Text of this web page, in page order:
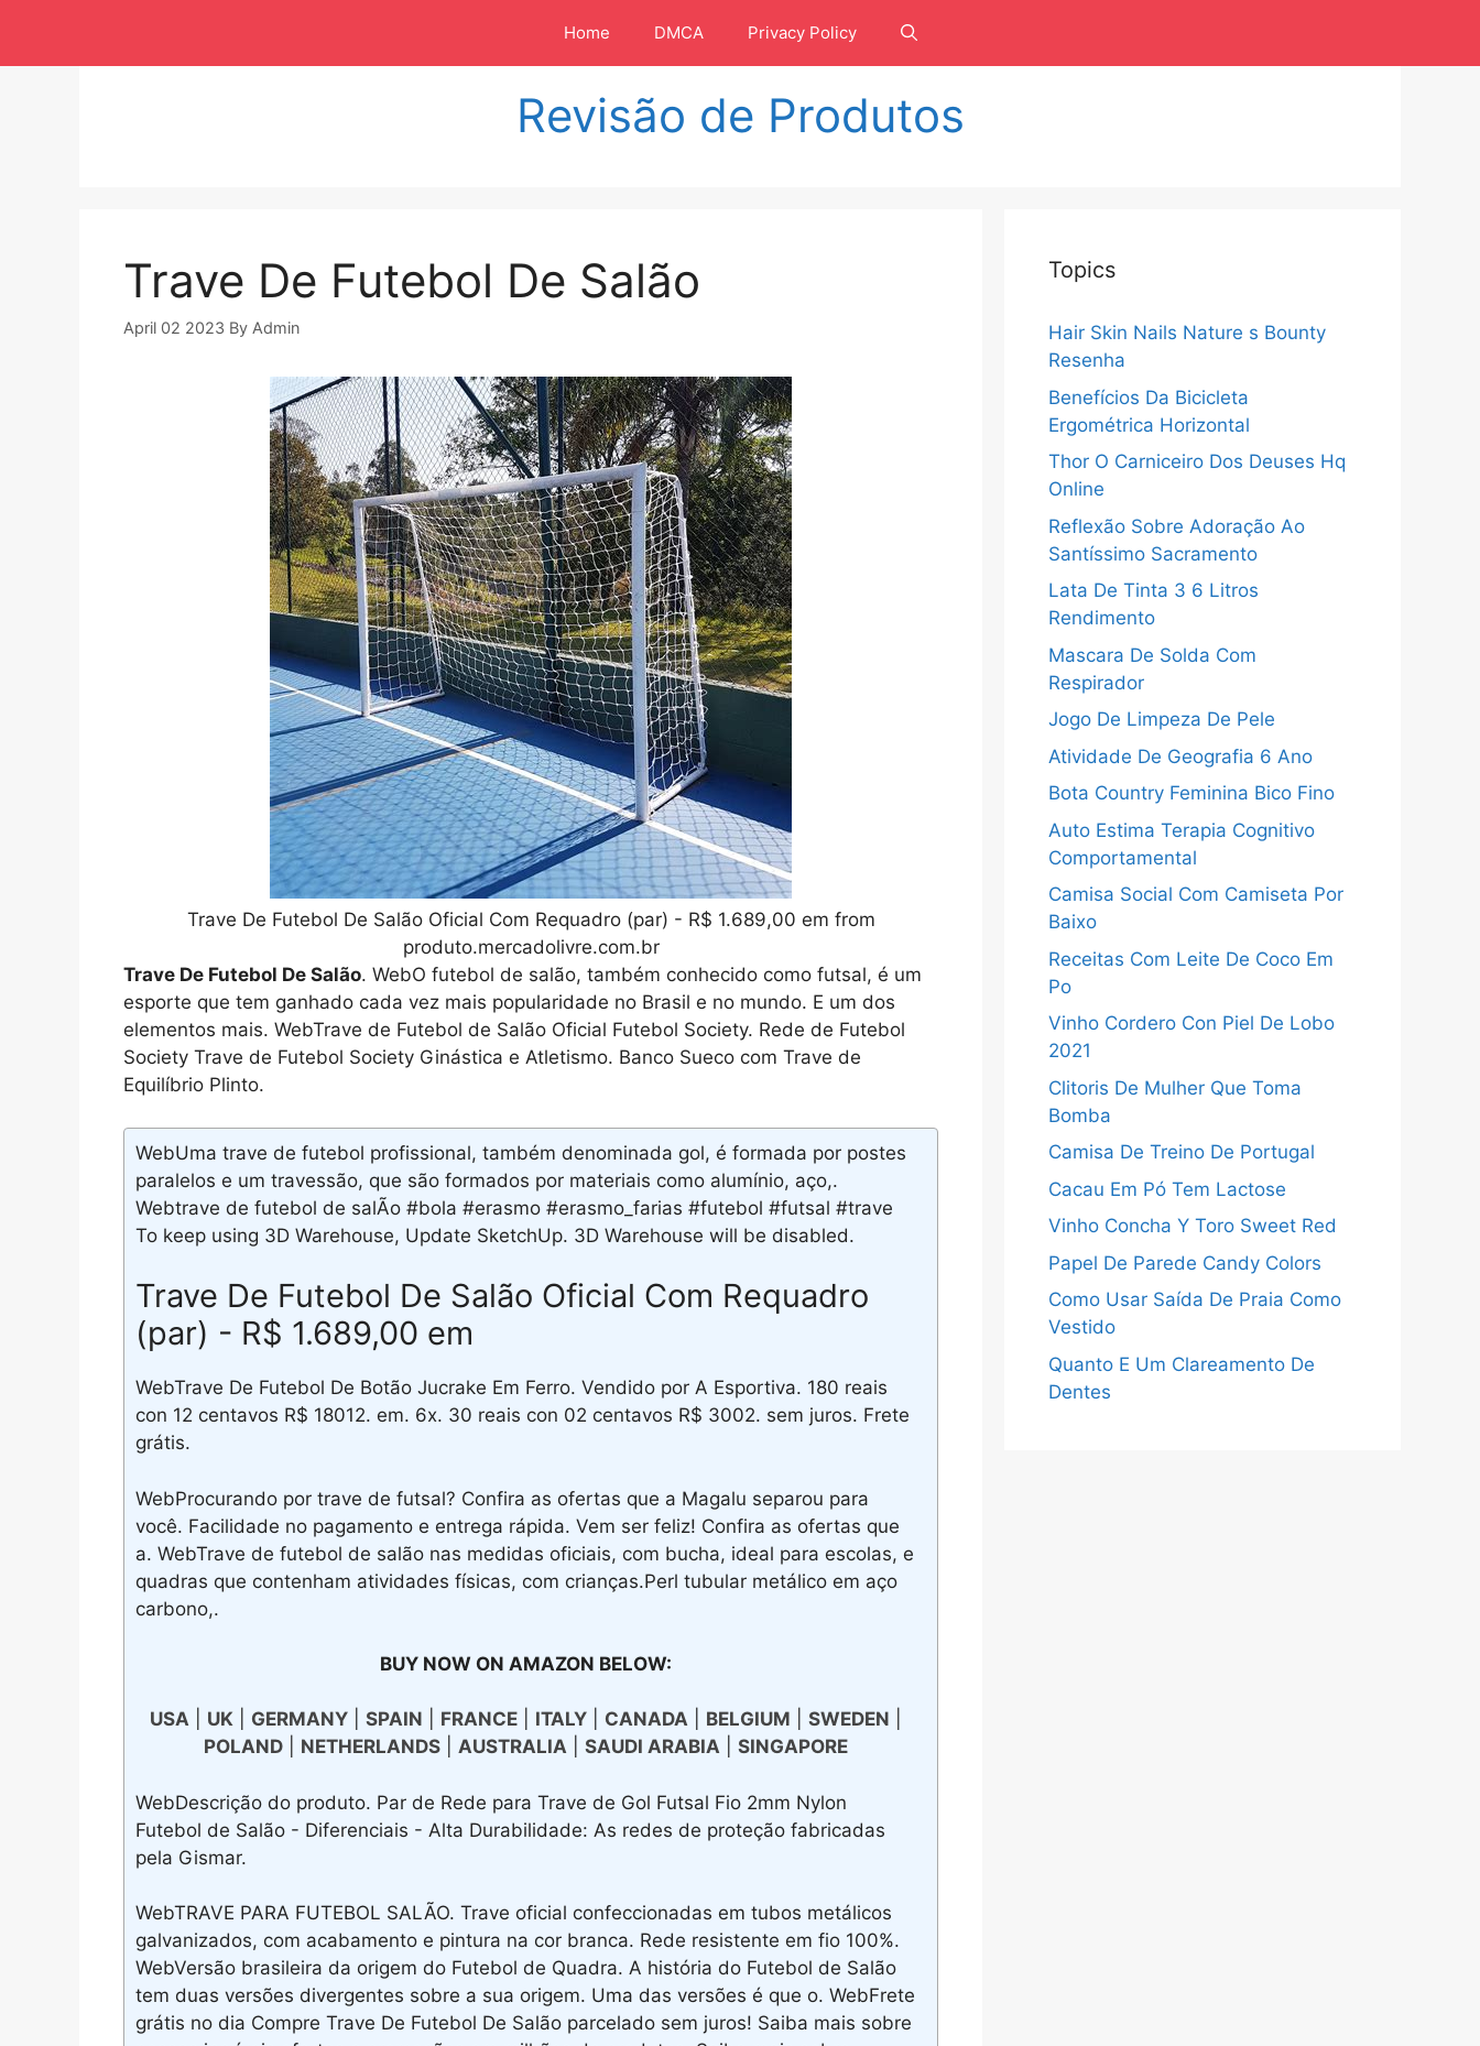
isi
Home DMCA Privacy Policy
Revisão de Produtos
Trave De Futebol De Salão
April 02 2023 By Admin
Trave De Futebol De Salão Oficial Com Requadro (par) - R$ 1.689,00 em from
produto.mercadolivre.com.br
Trave De Futebol De Salão. WebO futebol de salão, também conhecido como futsal, é um
esporte que tem ganhado cada vez mais popularidade no Brasil e no mundo. E um dos
elementos mais. WebTrave de Futebol de Salão Oficial Futebol Society. Rede de Futebol
Society Trave de Futebol Society Ginástica e Atletismo. Banco Sueco com Trave de
Equilíbrio Plinto.
WebUma trave de futebol profissional, também denominada gol, é formada por postes
paralelos e um travessão, que são formados por materiais como alumínio, aço,.
Webtrave de futebol de salÃo #bola #erasmo #erasmo_farias #futebol #futsal #trave
To keep using 3D Warehouse, Update SketchUp. 3D Warehouse will be disabled.
Trave De Futebol De Salão Oficial Com Requadro
(par) - R$ 1.689,00 em
WebTrave De Futebol De Botão Jucrake Em Ferro. Vendido por A Esportiva. 180 reais
con 12 centavos R$ 18012. em. 6x. 30 reais con 02 centavos R$ 3002. sem juros. Frete
grátis.
WebProcurando por trave de futsal? Confira as ofertas que a Magalu separou para
você. Facilidade no pagamento e entrega rápida. Vem ser feliz! Confira as ofertas que
a. WebTrave de futebol de salão nas medidas oficiais, com bucha, ideal para escolas, e
quadras que contenham atividades físicas, com crianças.Perl tubular metálico em aço
carbono,.
BUY NOW ON AMAZON BELOW:
USA| UK| GERMANY| SPAIN FRANCE| ITALY| CANADA| BELGIUM SWEDEN
POLAND| NETHERLANDS| AUSTRALIA| SAUDI ARABIA| SINGAPORE
WebDescrição do produto. Par de Rede para Trave de Gol Futsal Fio 2mm Nylon
Futebol de Salão - Diferenciais - Alta Durabilidade: As redes de proteção fabricadas
pela Gismar.
WebTRAVE PARA FUTEBOL SALÃO. Trave oficial confeccionadas em tubos metálicos
galvanizados, com acabamento e pintura na cor branca. Rede resistente em fio 100%.
WebVersão brasileira da origem do Futebol de Quadra. A história do Futebol de Salão
tem duas versões divergentes sobre a sua origem. Uma das versões é que o. WebFrete
grátis no dia Compre Trave De Futebol De Salão parcelado sem juros! Saiba mais sobre
Topics
Hair Skin Nails Nature s Bounty
Resenha
Benefícios Da Bicicleta
Ergométrica Horizontal
Thor O Carniceiro Dos Deuses Hq
Online
Reflexão Sobre Adoração Ao
Santíssimo Sacramento
Lata De Tinta 3 6 Litros
Rendimento
Mascara De Solda Com
Respirador
Jogo De Limpeza De Pele
Atividade De Geografia 6 Ano
Bota Country Feminina Bico Fino
Auto Estima Terapia Cognitivo
Comportamental
Camisa Social Com Camiseta Por
Baixo
Receitas Com Leite De Coco Em
Po
Vinho Cordero Con Piel De Lobo
2021
Clitoris De Mulher Que Toma
Bomba
Camisa De Treino De Portugal
Cacau Em Pó Tem Lactose
Vinho Concha Y Toro Sweet Red
Papel De Parede Candy Colors
Como Usar Saída De Praia Como
Vestido
Quanto E Um Clareamento De
Dentes